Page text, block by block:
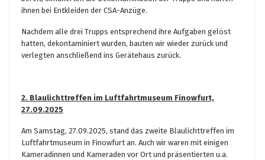
ihnen bei Entkleiden der CSA-Anzüge.
Nachdem alle drei Trupps entsprechend ihre Aufgaben gelöst
hatten, dekontaminiert wurden, bauten wir wieder zurück und
verlegten anschließend ins Gerätehaus zurück.
2. Blaulichttreffen im Luftfahrtmuseum Finowfurt,
27.09.2025
Am Samstag, 27.09.2025, stand das zweite Blaulichttreffen im
Luftfahrtmuseum in Finowfurt an. Auch wir waren mit einigen
Kameradinnen und Kameraden vor Ort und präsentierten u.a.